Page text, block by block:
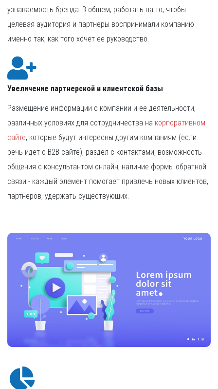
узнаваемость бренда. В общем, работать на то, чтобы
целевая аудитория и партнеры воспринимали компанию
именно так, как того хочет ее руководство.
Увеличение партнерской и клиентской базы
Размещение информации о компании и ее деятельности,
различных условиях для сотрудничества на корпоративном
сайте, которые будут интересны другим компаниям (если
речь идет о B2B сайте), раздел с контактами, возможность
общения с консультантом онлайн, наличие формы обратной
связи - каждый элемент помогает привлечь новых клиентов,
партнеров, удержать существующих.